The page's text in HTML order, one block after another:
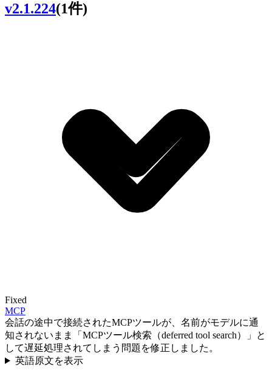
v2.1.224(1件)
Fixed
MCP
会話の途中で接続されたMCPツールが、名前がモデルに通
知されないまま「MCPツール検索（deferred tool search）」と
して遅延処理されてしまう問題を修正しました。
英語原文を表示